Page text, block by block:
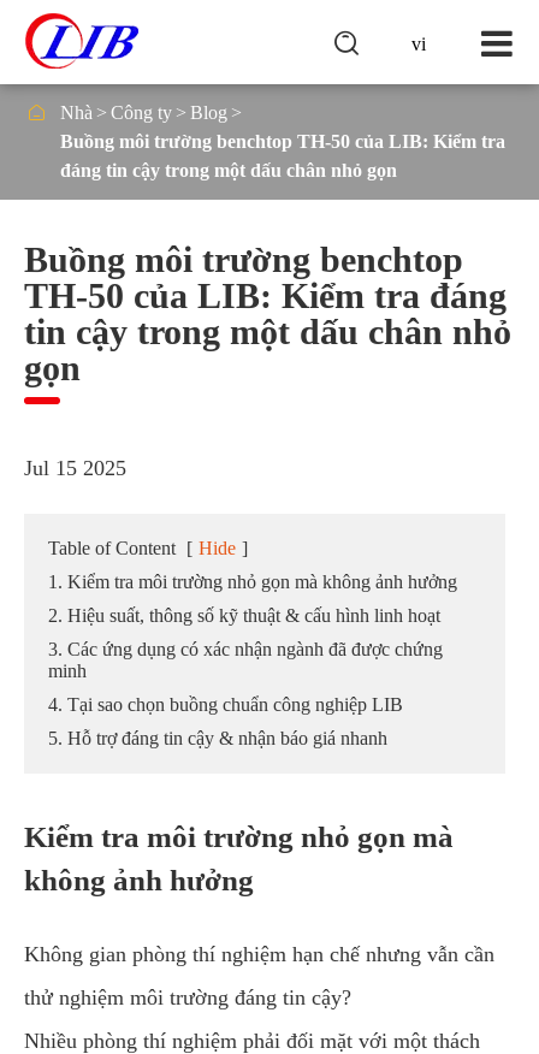
vi

 Nhà Công ty
Blog
Buồng môi trường benchtop TH-50 của LIB: Kiểm tra
đáng tin cậy trong một dấu chân nhỏ gọn
Buồng môi trường benchtop
TH-50 của LIB: Kiểm tra đáng
tin cậy trong một dấu chân nhỏ
gọn
Jul 15 2025
Table of Content [ Hide ]
1. Kiểm tra môi trường nhỏ gọn mà không ảnh hưởng
2. Hiệu suất, thông số kỹ thuật & cấu hình linh hoạt
3. Các ứng dụng có xác nhận ngành đã được chứng
minh
4. Tại sao chọn buồng chuẩn công nghiệp LIB
5. Hỗ trợ đáng tin cậy & nhận báo giá nhanh
Kiểm tra môi trường nhỏ gọn mà
không ảnh hưởng
Không gian phòng thí nghiệm hạn chế nhưng vẫn cần
thử nghiệm môi trường đáng tin cậy?
Nhiều phòng thí nghiệm phải đối mặt với một thách